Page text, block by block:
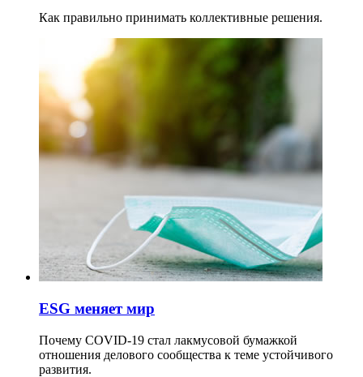
Как правильно принимать коллективные решения.
ESG меняет мир
Почему COVID-19 стал лакмусовой бумажкой
отношения делового сообщества к теме устойчивого
развития.